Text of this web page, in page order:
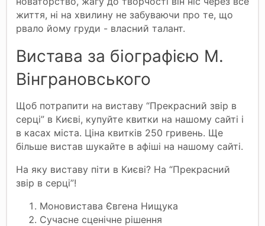
життя, ні на хвилину не забуваючи про те, що
рвало йому груди - власний талант.
Вистава за біографією М.
Вінграновського
Щоб потрапити на виставу “Прекрасний звір в
серці” в Києві, купуйте квитки на нашому сайті і
в касах міста. Ціна квитків 250 гривень. Ще
більше вистав шукайте в афіші на нашому сайті.
На яку виставу піти в Києві? На “Прекрасний
звір в серці”!
Моновистава Євгена Нищука
Сучасне сценічне рішення